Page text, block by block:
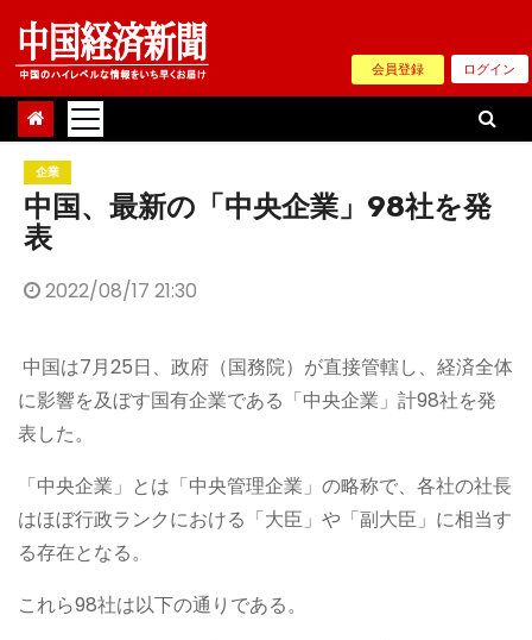
Skip
content
会員登録 ログイン
企業
中国、最新の「中央企業」98社を発
表
2022/08/17 21:30
中国は7月25日、政府（国務院）が直接管轄し、経済全体
に影響を及ぼす国有企業である「中央企業」計98社を発
表した。
「中央企業」とは「中央管理企業」の略称で、各社の社長
はほぼ行政ランクにおける「大臣」や「副大臣」に相当す
る存在となる。
これら98社は以下の通りである。